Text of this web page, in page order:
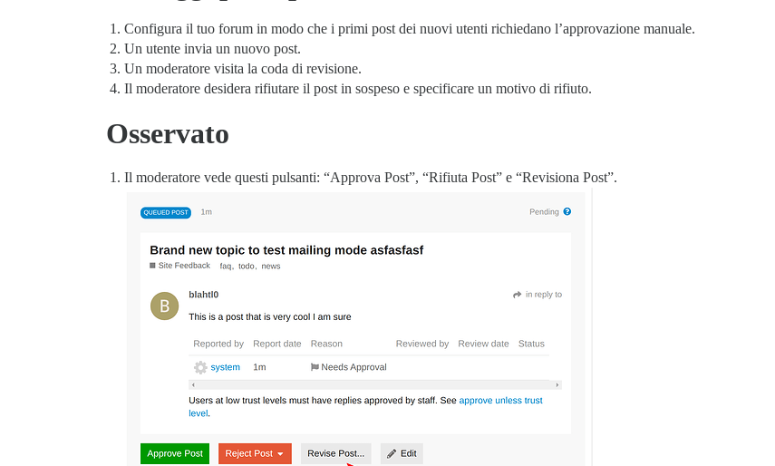
Configura il tuo forum in modo che i primi post dei nuovi utenti richiedano l’approvazione manuale.
Un utente invia un nuovo post.
Un moderatore visita la coda di revisione.
Il moderatore desidera rifiutare il post in sospeso e specificare un motivo di rifiuto.
Osservato
Il moderatore vede questi pulsanti: “Approva Post”, “Rifiuta Post” e “Revisiona Post”.